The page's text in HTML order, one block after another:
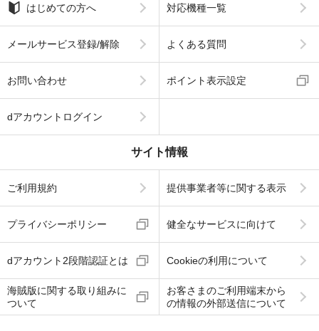
はじめての方へ 対応機種一覧
メールサービス登録/解除 よくある質問
お問い合わせ ポイント表示設定
dアカウントログイン
サイト情報
ご利用規約 提供事業者等に関する表示
プライバシーポリシー 健全なサービスに向けて
dアカウント2段階認証とは Cookieの利用について
海賊版に関する取り組みに
ついて
お客さまのご利用端末から
の情報の外部送信について